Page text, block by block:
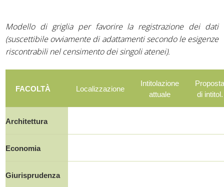
Modello di griglia per favorire la registrazione dei dati
(suscettibile ovviamente di adattamenti secondo le esigenze
riscontrabili nel censimento dei singoli atenei).
FACOLTÀ Localizzazione
Intitolazione
attuale
di intitol.
Architettura
Economia
Giurisprudenza